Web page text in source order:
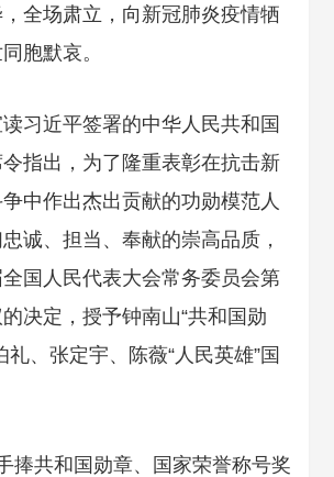
，全场肃立，向新冠肺炎疫情牺
胞默哀。
习近平签署的中华人民共和国
指出，为了隆重表彰在抗击新
中作出杰出贡献的功勋模范人
诚、担当、奉献的崇高品质，
国人民代表大会常务委员会第
决定，授予钟南山“共和国勋
礼、张定宇、陈薇“人民英雄”国
捧共和国勋章、国家荣誉称号奖